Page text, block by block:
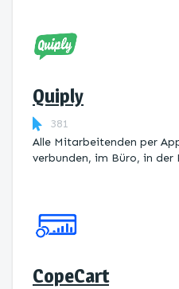
Quiply
381
Alle Mitarbeitenden per
verbunden, im Büro, in
CopeCart